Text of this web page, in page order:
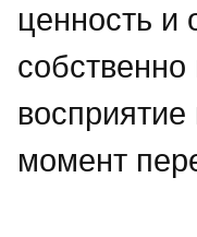
ценность и
момент